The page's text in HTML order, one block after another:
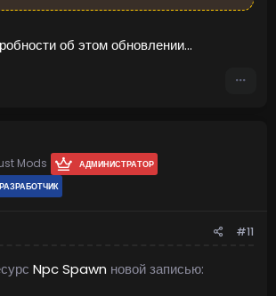
об этом обновлении...
Mods
АДМИНИСТРАТОР
#11
Npc Spawn новой записью: